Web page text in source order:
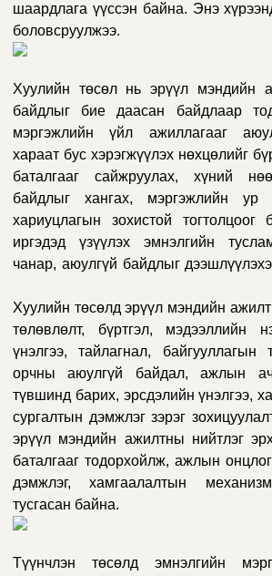
шаардлага үүссэн байна. Энэ
боловсруулжээ.
Хуулийн төсөл ньэрүүл мэндийн
байдлыг бие даасан байдлаар
мэргэжлийн үйл ажиллагааг
хараат бус хэрэгжүүлэх нөхцөлийг
баталгааг сайжруулах, хүний
байдлыг хангах, мэргэжлийн
хариуцлагын зохистой тогтолцоог
иргэдэд үзүүлэх эмнэлгийн
чанар, аюулгүй байдлыг
Хуулийн төсөлд эрүүл мэндийн
төлөвлөлт, бүртгэл, мэдээллийн
үнэлгээ, тайлагнал,
орчны аюулгүй байдал, ажлын
түвшинд барих, эрсдэлийн үнэлгээ,
сургалтын дэмжлэг зэрэг
эрүүл мэндийн ажилтны нийтлэг
баталгааг тодорхойлж, ажлын
дэмжлэг, хамгаалалтын
тусгасан байна.
Түүнчлэн төсөлд эмнэлгийн